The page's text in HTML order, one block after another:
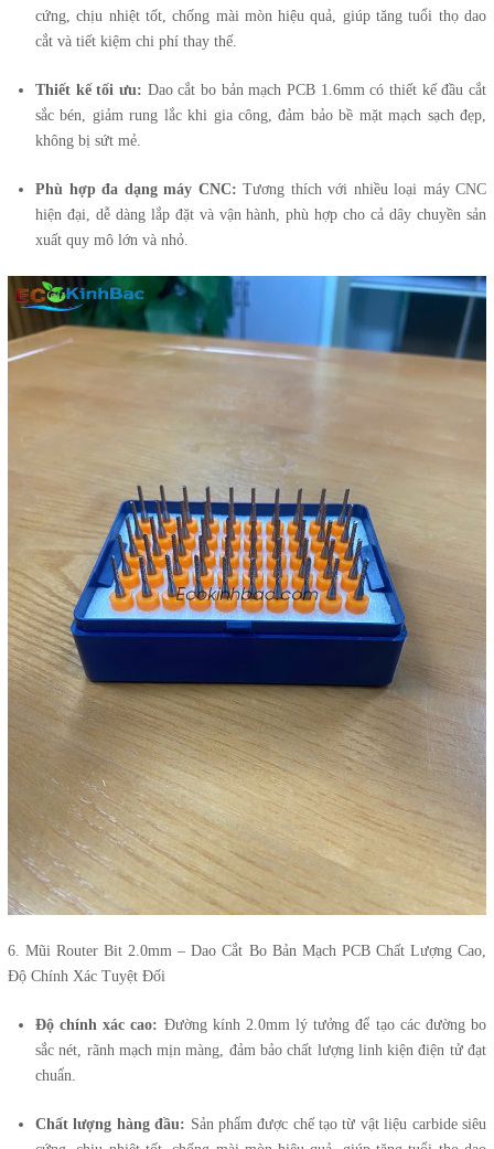
cứng, chịu nhiệt tốt, chống mài mòn hiệu quả, giúp tăng tuổi thọ dao
cắt và tiết kiệm chi phí thay thế.
Thiết kế tối ưu: Dao cắt bo bản mạch PCB 1.6mm có thiết kế đầu cắt
sắc bén, giảm rung lắc khi gia công, đảm bảo bề mặt mạch sạch đẹp,
không bị sứt mẻ.
Phù hợp đa dạng máy CNC: Tương thích với nhiều loại máy CNC
hiện đại, dễ dàng lắp đặt và vận hành, phù hợp cho cả dây chuyền sản
xuất quy mô lớn và nhỏ.
6. Mũi Router Bit 2.0mm – Dao Cắt Bo Bản Mạch PCB Chất Lượng Cao,
Độ Chính Xác Tuyệt Đối
Độ chính xác cao: Đường kính 2.0mm lý tưởng để tạo các đường bo
sắc nét, rãnh mạch mịn màng, đảm bảo chất lượng linh kiện điện tử đạt
chuẩn.
Chất lượng hàng đầu: Sản phẩm được chế tạo từ vật liệu carbide siêu